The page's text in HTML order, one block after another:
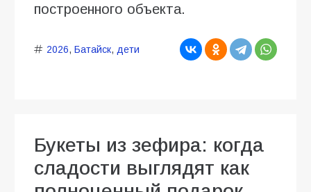
построенного объекта.
2026, Батайск, дети
Букеты из зефира: когда
сладости выглядят как